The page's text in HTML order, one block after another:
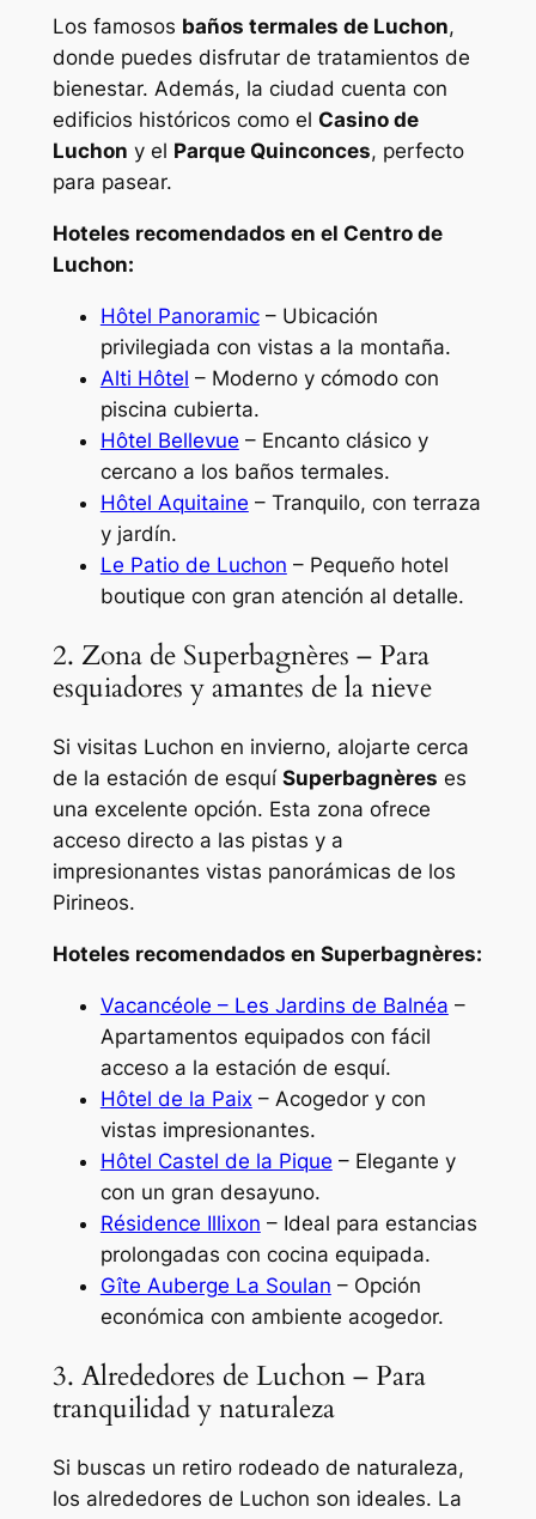
Los famosos baños termales de Luchon,
donde puedes disfrutar de tratamientos de
bienestar. Además, la ciudad cuenta con
edificios históricos como el Casino de
Luchon y el Parque Quinconces, perfecto
para pasear.
Hoteles recomendados en el Centro de
Luchon:
Hôtel Panoramic– Ubicación
privilegiada con vistas a la montaña.
Alti Hôtel – Moderno y cómodo con
piscina cubierta.
Hôtel Bellevue – Encanto clásico y
cercano a los baños termales.
Hôtel Aquitaine – Tranquilo, con terraza
y jardín.
Le Patio de Luchon – Pequeño hotel
boutique con gran atención al detalle.
2. Zona de Superbagnères – Para
esquiadores y amantes de la nieve
Si visitas Luchon en invierno, alojarte cerca
de la estación de esquí Superbagnères es
una excelente opción. Esta zona ofrece
acceso directo a las pistas y a
impresionantes vistas panorámicas de los
Pirineos.
Hoteles recomendados en Superbagnères:
Vacancéole – Les Jardins de Balnéa –
Apartamentos equipados con fácil
acceso a la estación de esquí.
Hôtel de la Paix– Acogedor y con
vistas impresionantes.
Hôtel Castel de la Pique – Elegante y
con un gran desayuno.
Résidence Illixon – Ideal para estancias
prolongadas con cocina equipada.
Gîte Auberge La Soulan – Opción
económica con ambiente acogedor.
3. Alrededores de Luchon – Para
tranquilidad y naturaleza
Si buscas un retiro rodeado de naturaleza,
los alrededores de Luchon son ideales. La